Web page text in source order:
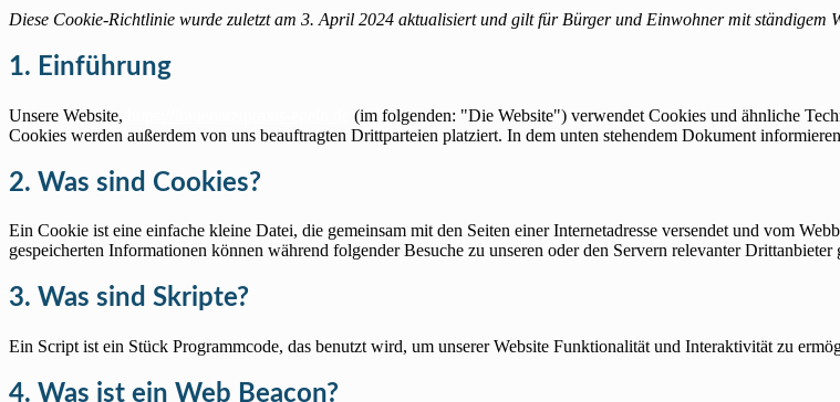
Diese Cookie-Richtlinie wurde zuletzt am 3. April 2024 aktualisiert und gilt für Bürger und Einwohner mit ständigem
1. Einführung
Unsere Website,
(im folgenden: "Die Website") verwendet Cookies und ähnliche
Cookies werden außerdem von uns beauftragten Drittparteien platziert. In dem unten stehendem Dokument
2. Was sind Cookies?
Ein Cookie ist eine einfache kleine Datei, die gemeinsam mit den Seiten einer Internetadresse versendet und vom
gespeicherten Informationen können während folgender Besuche zu unseren oder den Servern relevanter Drittanbieter
3. Was sind Skripte?
Ein Script ist ein Stück Programmcode, das benutzt wird, um unserer Website Funktionalität und Interaktivität zu
4. Was ist ein Web Beacon?